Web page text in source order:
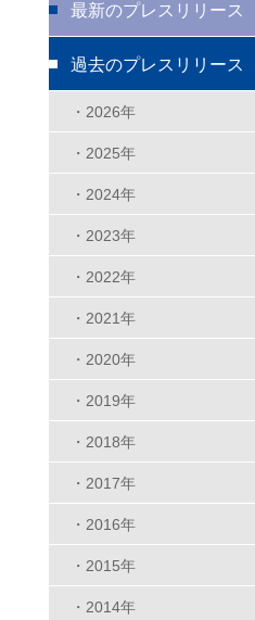
最新のプレスリリース
過去のプレスリリース
・2026年
・2025年
・2024年
・2023年
・2022年
・2021年
・2020年
・2019年
・2018年
・2017年
・2016年
・2015年
・2014年